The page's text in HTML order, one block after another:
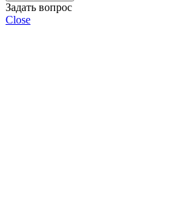
Задать вопрос
Close